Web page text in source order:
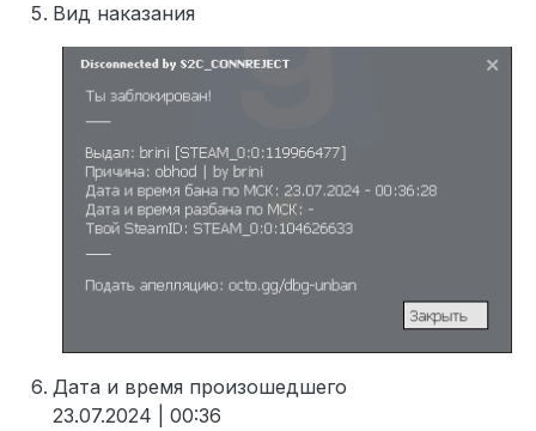
Вид наказания
Дата и время произошедшего
23.07.2024 | 00:36